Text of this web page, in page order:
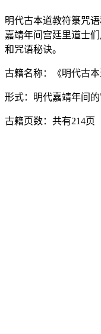
明代古本道教符箓咒
嘉靖年间宫廷里道士
和咒语秘诀。
古籍名称：《明代古本
形式：明代嘉靖年间
古籍页数：共有214页